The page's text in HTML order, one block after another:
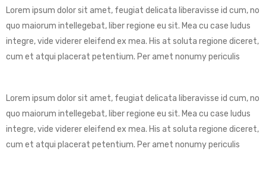
Lorem ipsum dolor sit amet, feugiat delicata liberavisse id cum, no
quo maiorum intellegebat, liber regione eu sit. Mea cu case ludus
integre, vide viderer eleifend ex mea. His at soluta regione diceret,
cum et atqui placerat petentium. Per amet nonumy periculis
Lorem ipsum dolor sit amet, feugiat delicata liberavisse id cum, no
quo maiorum intellegebat, liber regione eu sit. Mea cu case ludus
integre, vide viderer eleifend ex mea. His at soluta regione diceret,
cum et atqui placerat petentium. Per amet nonumy periculis